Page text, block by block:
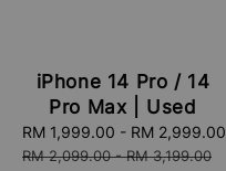
iPhone 14 Pro / 14
Pro Max | Used
Sale
price
RM 1,999.00 - RM 2,999.00
RM 2,099.00-RM 3,199.00